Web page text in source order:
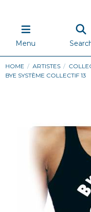
Menu
HOME ARTISTES
BYE SYSTÈME COLLECTIF 13